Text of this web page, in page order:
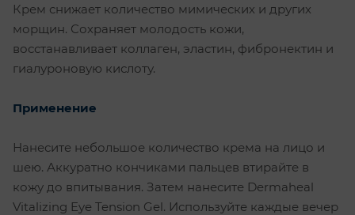
Крем снижает количество мимических и других
морщин. Сохраняет молодость кожи,
восстанавливает коллаген, эластин, фибронектин и
гиалуроновую кислоту.
Применение
Нанесите небольшое количество крема на лицо и
шею. Аккуратно кончиками пальцев втирайте в
кожу до впитывания. Затем нанесите Dermaheal
Vitalizing Eye Tension Gel. Используйте каждые вечер